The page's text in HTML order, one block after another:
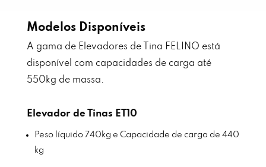
Modelos Disponíveis
A gama de Elevadores de Tina FELINO está
disponível com capacidades de carga até
550kg de massa.
Elevador de Tinas ET10
Peso líquido 740kg e Capacidade de carga de 440
kg